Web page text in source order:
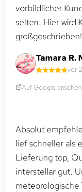
vorbildlicher
selten. Hier wird
Tamara R.
vor
Auf Google ansehen
Absolut
lief schneller als
Lieferung top,
interstellar gut.
meteorologische